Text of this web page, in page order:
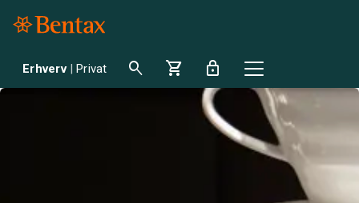
Erhverv | Privat search shopping_cart lock